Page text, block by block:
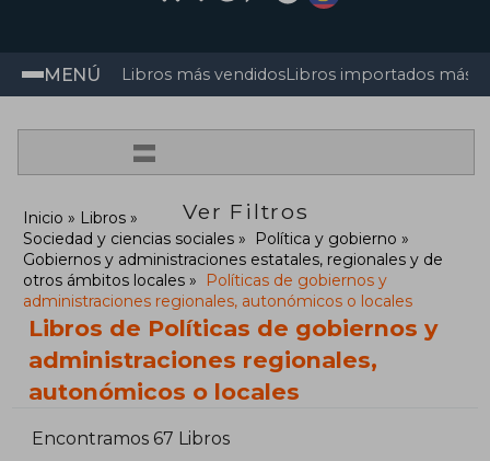
MENÚ Libros más vendidosLibros importados más
=
Ver Filtros
Inicio
Libros
Sociedad y ciencias sociales
Política y gobierno
Gobiernos y administraciones estatales, regionales y de
otros ámbitos locales
Políticas de gobiernos y
administraciones regionales, autonómicos o locales
Libros de Políticas de gobiernos y
administraciones regionales,
autonómicos o locales
Encontramos 67 Libros